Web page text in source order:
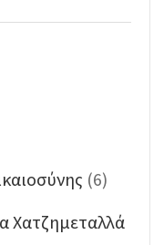
(6)
Χατζημεταλλά